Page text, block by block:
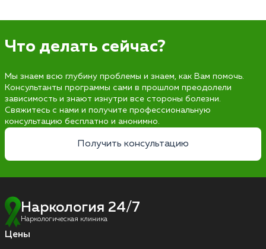
Что делать сейчас?
Мы знаем всю глубину проблемы и знаем, как Вам помочь.
Консультанты программы сами в прошлом преодолели
зависимость и знают изнутри все стороны болезни.
Свяжитесь с нами и получите профессиональную
консультацию бесплатно и анонимно.
Получить консультацию
Наркология 24/7
Наркологическая клиника
Цены